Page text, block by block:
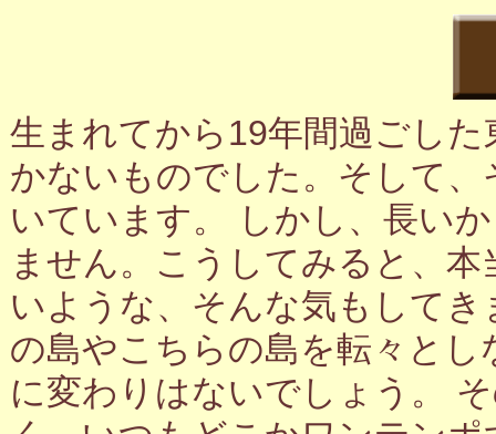
生まれてから19年間過ごし
かないものでした。そして
いています。 しかし、長い
ません。こうしてみると、
いような、そんな気もして
の島やこちらの島を転々と
に変わりはないでしょう。